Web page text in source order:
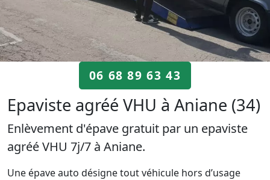
06 68 89 63 43
Epaviste agréé VHU à Aniane (34)
Enlèvement d'épave gratuit par un epaviste
agréé VHU 7j/7 à Aniane.
Une épave auto désigne tout véhicule hors d’usage